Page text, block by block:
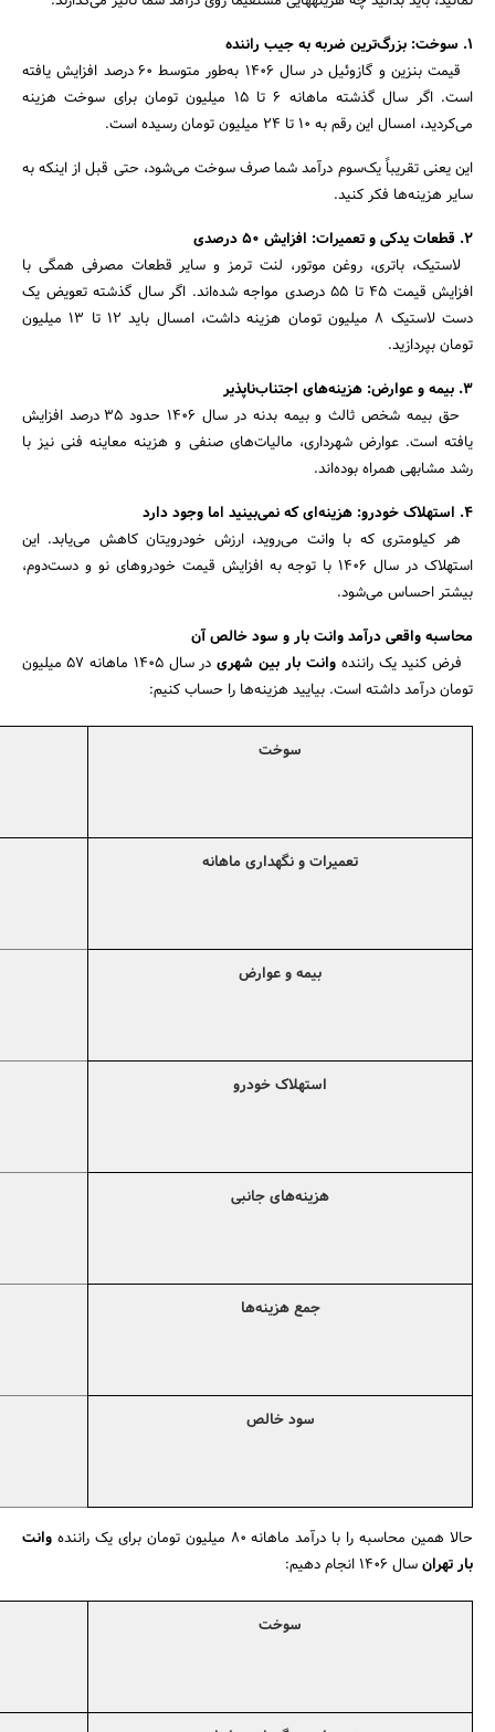
۱. سوخت: بزرگ‌ترین ضربه به جیب راننده
قیمت بنزین و گازوئیل در سال ۱۴۰۶ به‌طور متوسط ۶۰ درصد افزایش یافته
است. اگر سال گذشته ماهانه ۶ تا ۱۵ میلیون تومان برای سوخت هزینه
می‌کردید، امسال این رقم به ۱۰ تا ۲۴ میلیون تومان رسیده است.
این یعنی تقریباً یک‌سوم درآمد شما صرف سوخت می‌شود، حتی قبل از اینکه به
سایر هزینه‌ها فکر کنید.
۲. قطعات یدکی و تعمیرات: افزایش ۵۰ درصدی
لاستیک، باتری، روغن موتور، لنت ترمز و سایر قطعات مصرفی همگی با
افزایش قیمت ۴۵ تا ۵۵ درصدی مواجه شده‌اند. اگر سال گذشته تعویض یک
دست لاستیک ۸ میلیون تومان هزینه داشت، امسال باید ۱۲ تا ۱۳ میلیون
تومان بپردازید.
۳. بیمه و عوارض: هزینه‌های اجتناب‌ناپذیر
حق بیمه شخص ثالث و بیمه بدنه در سال ۱۴۰۶ حدود ۳۵ درصد افزایش
یافته است. عوارض شهرداری، مالیات‌های صنفی و هزینه معاینه فنی نیز با
رشد مشابهی همراه بوده‌اند.
۴. استهلاک خودرو: هزینه‌ای که نمی‌بینید اما وجود دارد
هر کیلومتری که با وانت می‌روید، ارزش خودرویتان کاهش می‌یابد. این
استهلاک در سال ۱۴۰۶ با توجه به افزایش قیمت خودروهای نو و دست‌دوم،
بیشتر احساس می‌شود.
محاسبه واقعی درآمد وانت بار و سود خالص آن
فرض کنید یک رانندهوانت بار بین شهری
در سال ۱۴۰5 ماهانه 57 میلیون
تومان درآمد داشته است. بیایید هزینه‌ها را حساب کنیم:
سوخت
تعمیرات و نگهداری ماهانه
بیمه و عوارض
استهلاک خودرو
هزینه‌های جانبی
جمع هزینه‌ها
سود خالص
حالا همین محاسبه را با درآمد ماهانه 80 میلیون تومان برای یک راننده
وانت
بار تهرانسال ۱۴۰6 انجام دهیم:
سوخت